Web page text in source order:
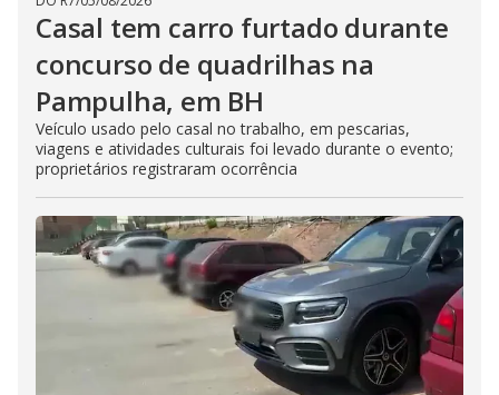
Casal tem carro furtado durante
concurso de quadrilhas na
Pampulha, em BH
Veículo usado pelo casal no trabalho, em pescarias,
viagens e atividades culturais foi levado durante o evento;
proprietários registraram ocorrência